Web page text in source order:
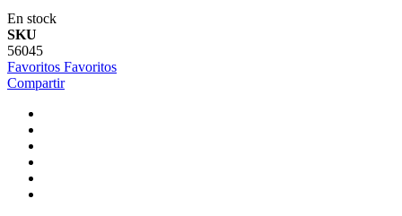
En stock
SKU
56045
Favoritos Favoritos
Compartir